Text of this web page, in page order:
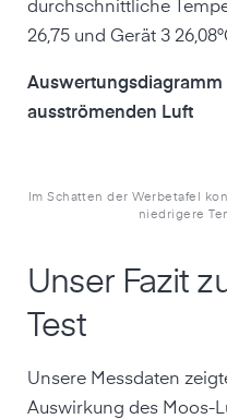
durchschnittliche
26,75 und Gerät 3
ausströmenden Luft
Im Schatten der Werbetafel
niedrigere
Unser Fazit
Test
Unsere Messdaten
Auswirkung des Moos-